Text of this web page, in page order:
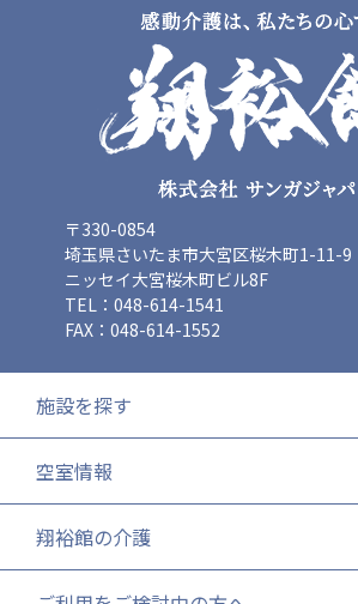
志学会高等学校
特定非営利活動法人ファイアーレッズメ
特定非営利活動法人アート応援隊
Mediclude
株式会社フラワーコミュニティ放送
Medicare Lead Japan
株式会社日本医科学研究所
一般社団法人フードラボジャパン
特定非営利活動法人日本医療福祉機構
株式会社アメックファーマシー
〒330-0854
埼玉県さいたま市大宮区桜木町1-11-9
ニッセイ大宮桜木町ビル8F
TEL：048-614-1541
FAX：048-614-1552
施設を探す
空室情報
翔裕館の介護